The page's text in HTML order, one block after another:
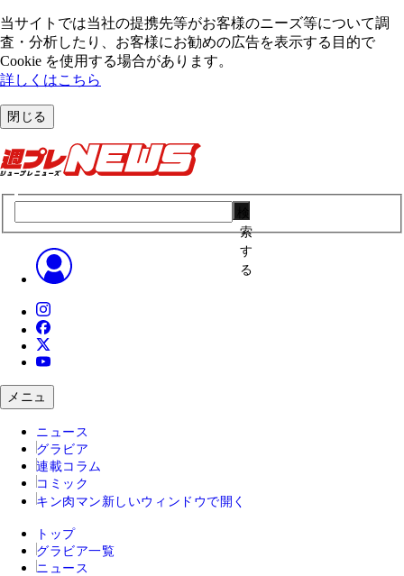
当サイトでは当社の提携先等がお客様のニーズ等について調
査・分析したり、お客様にお勧めの広告を表⽰する⽬的で
Cookie を使⽤する場合があります。
詳しくはこちら
閉じる
索
す
る
メニュ
ニュース
グラビア
連載コラム
コミック
キン肉マン 新しいウィンドウで開く
トップ
グラビア一覧
ニュース